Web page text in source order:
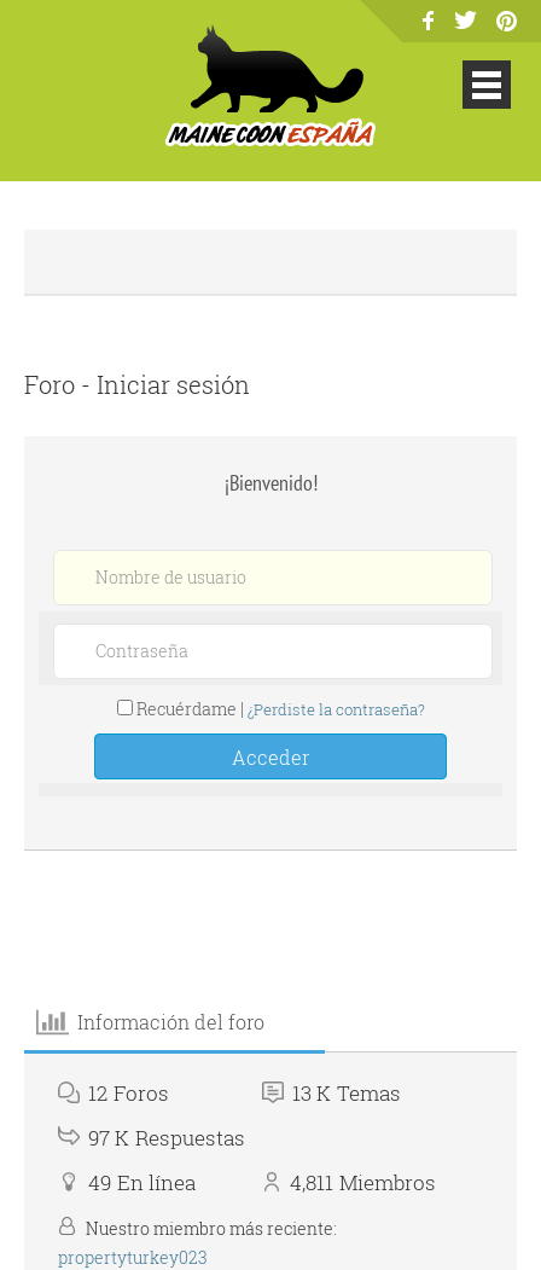
Foro - Iniciar sesión
¡Bienvenido!
Recuérdame | ¿Perdiste la contraseña?
Información del foro
12 Foros 13 K Temas
97 K Respuestas
49 En línea 4,811 Miembros
Nuestro miembro más reciente:
propertyturkey023